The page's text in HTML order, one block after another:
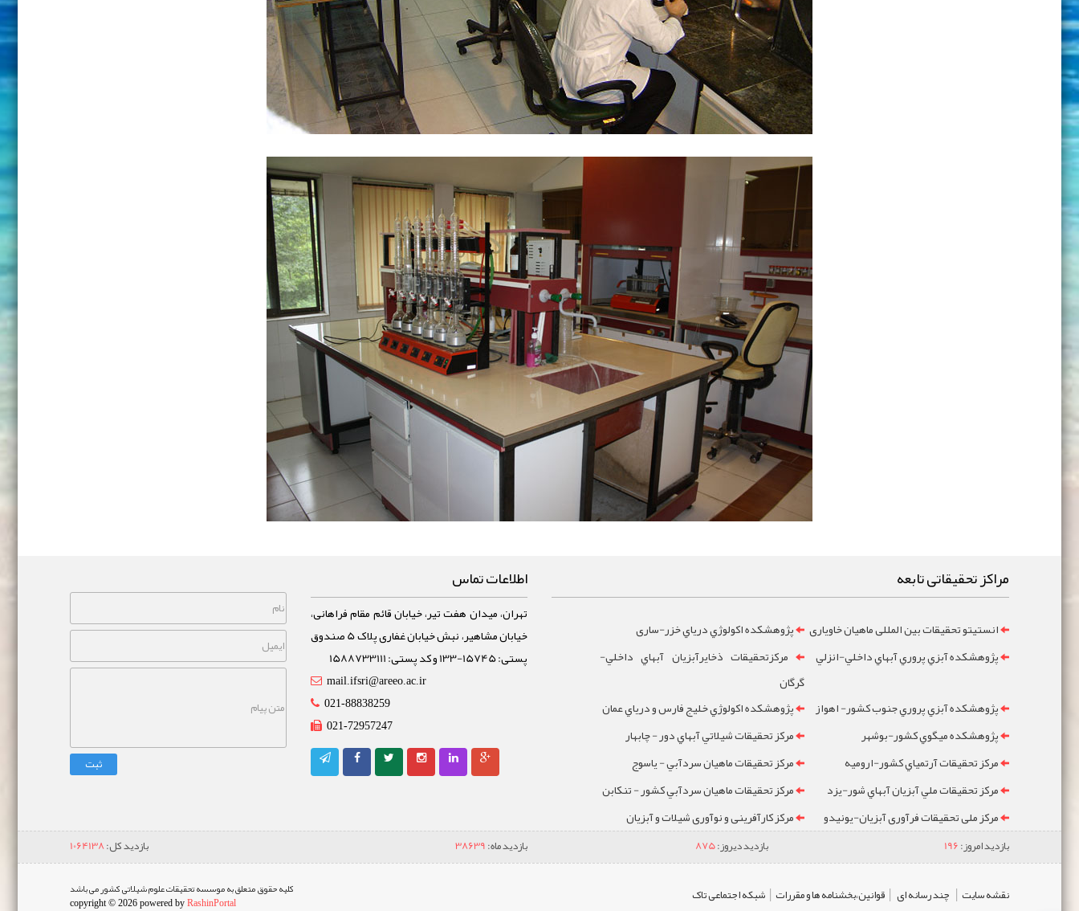
مراکز تحقیقاتی تابعه
انستیتو تحقیقات بین المللی ماهیان خاویاری
پژوهشکده اکولوژي درياي خزر-ساری
پژوهشکده آبزي پروري آبهاي داخلي-انزلي
مرکزتحقيقات ذخايرآبزيان آبهاي داخلي-
گرگان
پژوهشکده آبزي پروري جنوب کشور- اهواز
پژوهشکده اکولوژي خليج فارس و درياي عمان
پژوهشکده ميگوي کشور-بوشهر
مرکز تحقيقات شيلاتي آبهاي دور - چابهار
مرکز تحقيقات آرتمياي کشور-ارومیه
مرکز تحقيقات ماهيان سردآبي - ياسوج
مرکز تحقيقات ملي آبزيان آبهاي شور-یزد
مرکز تحقيقات ماهيان سردآبي کشور - تنکابن
مرکز ملی تحقیقات فرآوری آبزیان-یونیدو
مرکز کارآفرینی و نوآوری شیلات و آبزیان
اطلاعات تماس
تهران، میدان هفت تیر، خیابان قائم مقام فراهانی،
خیابان مشاهیر، نبش خیابان غفاری پلاک 5 صندوق
پستی: 15745-133 و کد پستی: 1588733111
mail.ifsri@areeo.ac.ir
021-88838259
021-72957247
ثبت
بازدید امروز:196 بازدید دیروز:875 بازدید ماه:38639 بازدید کل:1064138
نقشه سایت | چند رسانه ای | قوانین،بخشنامه ها و مقررات | شبکه اجتماعی تاک کلیه حقوق متعلق به موسسه تحقیقات علوم شیلاتی کشور می باشد
copyright © 2026 powered byRashinPortal